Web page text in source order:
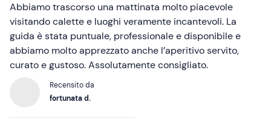
Abbiamo trascorso una mattinata molto piacevole
visitando calette e luoghi veramente incantevoli. La
guida è stata puntuale, professionale e disponibile e
abbiamo molto apprezzato anche l’aperitivo servito,
curato e gustoso. Assolutamente consigliato.
Recensito da
fortunata d.